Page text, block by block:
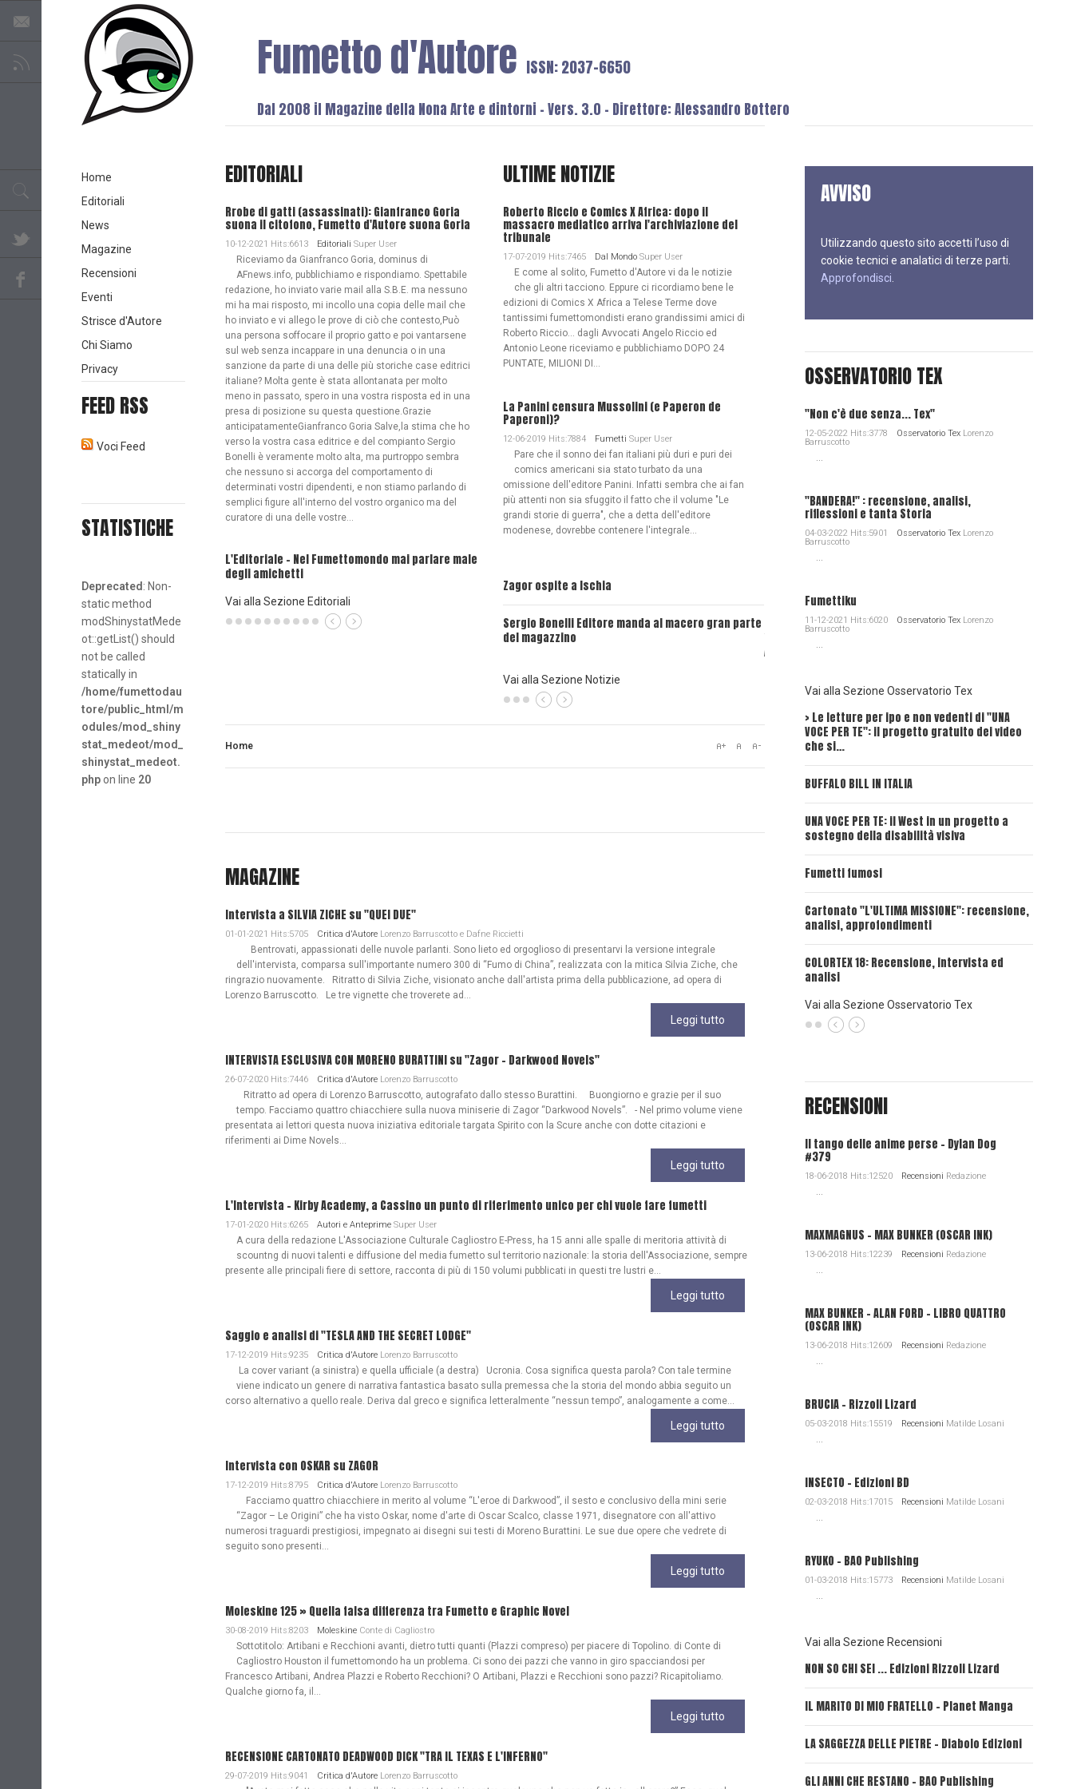
Fumetto d'Autore ISSN: 2037-6650
Dal 2008 il Magazine della Nona Arte e dintorni - Vers. 3.0 - Direttore: Alessandro Bottero
EDITORIALI
Rrobe di gatti (assassinati): Gianfranco Goria
suona il citofono, Fumetto d'Autore suona Goria
10-12-2021 Hits:6613 Editoriali Super User
Riceviamo da Gianfranco Goria, dominus di
AFnews.info, pubblichiamo e rispondiamo. Spettabile
redazione, ho inviato varie mail alla S.B.E. ma nessuno
mi ha mai risposto, mi incollo una copia delle mail che
ho inviato e vi allego le prove di ciò che contesto,Può
una persona soffocare il proprio gatto e poi vantarsene
sul web senza incappare in una denuncia o in una
sanzione da parte di una delle più storiche case editrici
italiane? Molta gente è stata allontanata per molto
meno in passato, spero in una vostra risposta ed in una
presa di posizione su questa questione.Grazie
anticipatamenteGianfranco Goria Salve,la stima che ho
verso la vostra casa editrice e del compianto Sergio
Bonelli è veramente molto alta, ma purtroppo sembra
che nessuno si accorga del comportamento di
determinati vostri dipendenti, e non stiamo parlando di
semplici figure all'interno del vostro organico ma del
curatore di una delle vostre...
L'Editoriale - Nel Fumettomondo mai parlare male
degli amichetti
L'Editoriale - Lucca Comics 2019: Il dito e la luna
Vai alla Sezione Editoriali
ULTIME NOTIZIE
Roberto Riccio e Comics X Africa: dopo il
massacro mediatico arriva l'archiviazione del
tribunale
17-07-2019 Hits:7465 Dal MondoSuper User
E come al solito, Fumetto d'Autore vi da le notizie
che gli altri tacciono. Eppure ci ricordiamo bene le
edizioni di Comics X Africa a Telese Terme dove
tantissimi fumettomondisti erano grandissimi amici di
Roberto Riccio... dagli Avvocati Angelo Riccio ed
Antonio Leone riceviamo e pubblichiamo DOPO 24
PUNTATE, MILIONI DI...
La Panini censura Mussolini (e Paperon de
Paperoni)?
12-06-2019 Hits:7884 Fumetti Super User
Pare che il sonno dei fan italiani più duri e puri dei
comics americani sia stato turbato da una
omissione dell'editore Panini. Infatti sembra che ai fan
più attenti non sia sfuggito il fatto che il volume "Le
grandi storie di guerra", che a detta dell'editore
modenese, dovrebbe contenere l'integrale...
Zagor ospite a Ischia
Sergio Bonelli Editore manda al macero gran parte
del magazzino
nel rispetto di Tex e per quanto riguarda l'azione
legale..."
Addio a Rinaldo Traini
Vai alla Sezione Notizie
Home
MAGAZINE
Intervista a SILVIA ZICHE su "QUEI DUE"
01-01-2021 Hits:5705 Critica d'AutoreLorenzo Barruscotto e Dafne Riccietti
Bentrovati, appassionati delle nuvole parlanti. Sono lieto ed orgoglioso di presentarvi la versione integrale
dell'intervista, comparsa sull'importante numero 300 di “Fumo di China”, realizzata con la mitica Silvia Ziche, che
ringrazio nuovamente. Ritratto di Silvia Ziche, visionato anche dall'artista prima della pubblicazione, ad opera di
Lorenzo Barruscotto. Le tre vignette che troverete ad...
Leggi tutto
INTERVISTA ESCLUSIVA CON MORENO BURATTINI su "Zagor - Darkwood Novels"
26-07-2020 Hits:7446 Critica d'AutoreLorenzo Barruscotto
Ritratto ad opera di Lorenzo Barruscotto, autografato dallo stesso Burattini. Buongiorno e grazie per il suo
tempo. Facciamo quattro chiacchiere sulla nuova miniserie di Zagor “Darkwood Novels”. - Nel primo volume viene
presentata ai lettori questa nuova iniziativa editoriale targata Spirito con la Scure anche con dotte citazioni e
riferimenti ai Dime Novels...
Leggi tutto
L'Intervista - Kirby Academy, a Cassino un punto di riferimento unico per chi vuole fare fumetti
17-01-2020 Hits:6265 Autori e AnteprimeSuper User
A cura della redazione L'Associazione Culturale Cagliostro E-Press, ha 15 anni alle spalle di meritoria attività di
scountng di nuovi talenti e diffusione del media fumetto sul territorio nazionale: la storia dell'Associazione, sempre
presente alle principali fiere di settore, racconta di più di 150 volumi pubblicati in questi tre lustri e...
Leggi tutto
Saggio e analisi di "TESLA AND THE SECRET LODGE"
17-12-2019 Hits:9235 Critica d'AutoreLorenzo Barruscotto
La cover variant (a sinistra) e quella ufficiale (a destra) Ucronia. Cosa significa questa parola? Con tale termine
viene indicato un genere di narrativa fantastica basato sulla premessa che la storia del mondo abbia seguito un
corso alternativo a quello reale. Deriva dal greco e significa letteralmente “nessun tempo”, analogamente a come...
Leggi tutto
Intervista con OSKAR su ZAGOR
17-12-2019 Hits:8795 Critica d'AutoreLorenzo Barruscotto
Facciamo quattro chiacchiere in merito al volume “L'eroe di Darkwood”, il sesto e conclusivo della mini serie
“Zagor – Le Origini” che ha visto Oskar, nome d'arte di Oscar Scalco, classe 1971, disegnatore con all'attivo
numerosi traguardi prestigiosi, impegnato ai disegni sui testi di Moreno Burattini. Le sue due opere che vedrete di
seguito sono presenti...
Leggi tutto
Moleskine 125 » Quella falsa differenza tra Fumetto e Graphic Novel
30-08-2019 Hits:8203 MoleskineConte di Cagliostro
Sottotitolo: Artibani e Recchioni avanti, dietro tutti quanti (Plazzi compreso) per piacere di Topolino. di Conte di
Cagliostro Houston il fumettomondo ha un problema. Ci sono dei pazzi che vanno in giro spacciandosi per
Francesco Artibani, Andrea Plazzi e Roberto Recchioni? O Artibani, Plazzi e Recchioni sono pazzi? Ricapitoliamo.
Qualche giorno fa, il...
Leggi tutto
RECENSIONE CARTONATO DEADWOOD DICK "TRA IL TEXAS E L'INFERNO"
29-07-2019 Hits:9041 Critica d'AutoreLorenzo Barruscotto
AVVISO
Utilizzando questo sito accetti l’uso di
cookie tecnici e analatici di terze parti.
Approfondisci
OSSERVATORIO TEX
"Non c'è due senza... Tex"
12-05-2022 Hits:3778 Osservatorio TexLorenzo
Barruscotto
...
"BANDERA!" : recensione, analisi,
riflessioni e tanta Storia
04-03-2022 Hits:5901 Osservatorio TexLorenzo
Barruscotto
...
Fumettiku
11-12-2021 Hits:6020 Osservatorio TexLorenzo
Barruscotto
...
Vai alla Sezione Osservatorio Tex
> Le letture per ipo e non vedenti di "UNA
VOCE PER TE": il progetto gratuito dei video
che si…
BUFFALO BILL IN ITALIA
UNA VOCE PER TE: il West in un progetto a
sostegno della disabilità visiva
Fumetti fumosi
Cartonato "L'ULTIMA MISSIONE": recensione,
analisi, approfondimenti
COLORTEX 18: Recensione, intervista ed
analisi
UNA
UNA
UNA
UNA
Vai alla Sezione Osservatorio Tex
RECENSIONI
Il tango delle anime perse - Dylan Dog
#379
18-06-2018 Hits:12520 Recensioni Redazione
...
MAXMAGNUS – MAX BUNKER (OSCAR INK)
13-06-2018 Hits:12239 Recensioni Redazione
...
MAX BUNKER – ALAN FORD – LIBRO QUATTRO
(OSCAR INK)
13-06-2018 Hits:12609 Recensioni Redazione
...
BRUCIA - Rizzoli Lizard
05-03-2018 Hits:15519 Recensioni Matilde Losani
...
INSECTO - Edizioni BD
02-03-2018 Hits:17015 Recensioni Matilde Losani
...
RYUKO - BAO Publishing
01-03-2018 Hits:15773 Recensioni Matilde Losani
...
Vai alla Sezione Recensioni
NON SO CHI SEI ... Edizioni Rizzoli Lizard
IL MARITO DI MIO FRATELLO - Planet Manga
LA SAGGEZZA DELLE PIETRE - Diabolo Edizioni
GLI ANNI CHE RESTANO - BAO Publishing
Home
Editoriali
News
Magazine
Recensioni
Eventi
Strisce d'Autore
Chi Siamo
Privacy
FEED RSS
Voci Feed
STATISTICHE
Deprecated : Non-
static method
modShinystatMede
ot::getList() should
not be called
statically in
/home/fumettodau
tore/public_html/m
odules/mod_shiny
stat_medeot/mod_
shinystat_medeot.
phpon line 20